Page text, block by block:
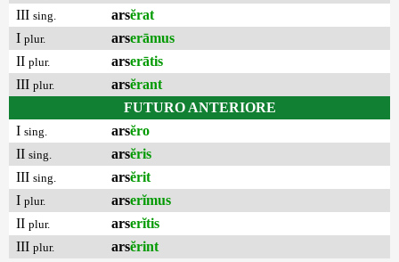
III sing. arsĕrat
I plur. arserāmus
II plur. arserātis
III plur. arsĕrant
FUTURO ANTERIORE
I sing. arsĕro
II sing. arsĕris
III sing. arsĕrit
I plur. arserĭmus
II plur. arserĭtis
III plur. arsĕrint